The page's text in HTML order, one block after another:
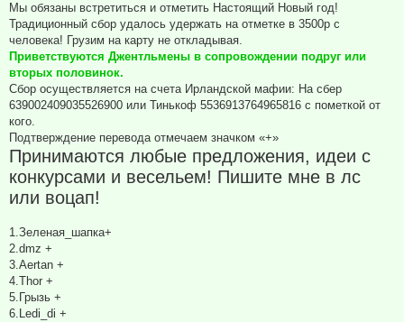
Мы обязаны встретиться и отметить Настоящий Новый год!
Традиционный сбор удалось удержать на отметке в 3500р с
человека! Грузим на карту не откладывая.
Приветствуются Джентльмены в сопровождении подруг или
вторых половинок.
Сбор осуществляется на счета Ирландской мафии: На сбер
639002409035526900 или Тинькоф 5536913764965816 с пометкой от
кого.
Подтверждение перевода отмечаем значком «+»
Принимаются любые предложения, идеи с
конкурсами и весельем! Пишите мне в лс
или воцап!
1.Зеленая_шапка+
2.dmz +
3.Aertan +
4.Thor +
5.Грызь +
6.Ledi_di +